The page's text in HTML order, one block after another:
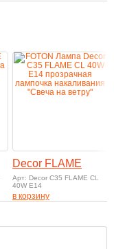
Decor FLAME
Арт: Decor C35 FLAME CL
40W E14
в корзину